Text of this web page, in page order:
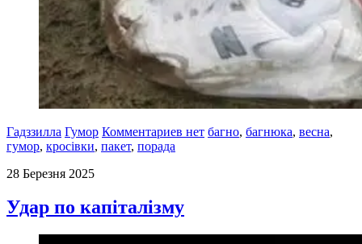
Гадззилла Гумор Комментариев нет багно, багнюка, весна,
гумор, кросівки, пакет, порада
28 Березня 2025
Удар по капіталізму